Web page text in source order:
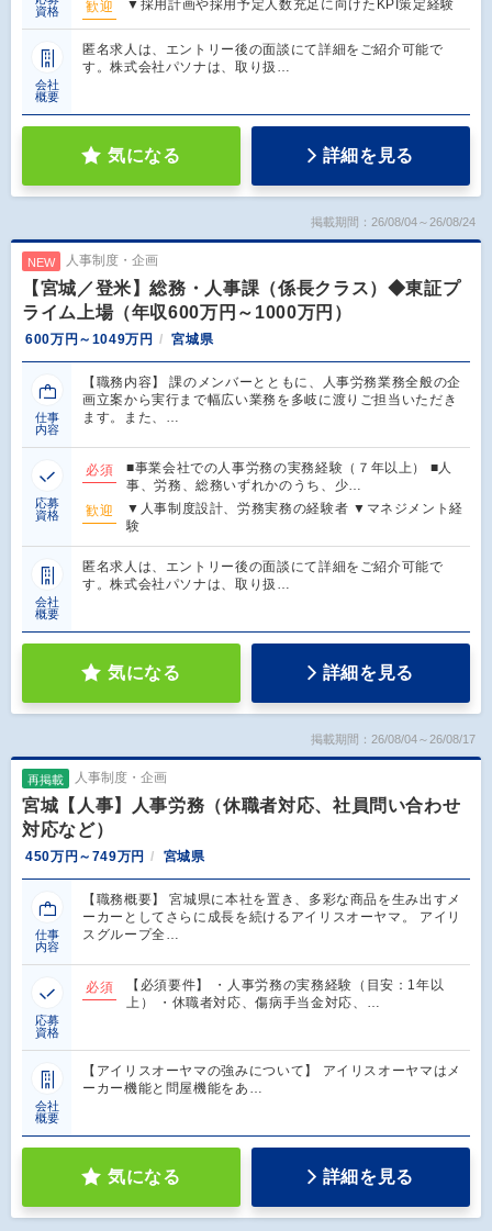
資格
歓迎
▼採用計画や採用予定人数充足に向けたKPI策定経験
会社
概要
匿名求人は、エントリー後の面談にて詳細をご紹介可能で
す。株式会社パソナは、取り扱…
気になる 詳細を見る
掲載期間：26/08/04～26/08/24
NEW 人事制度・企画
【宮城／登米】総務・人事課（係長クラス）◆東証プ
ライム上場（年収600万円～1000万円）
600万円～1049万円 宮城県
仕事
内容
【職務内容】 課のメンバーとともに、人事労務業務全般の企
画立案から実行まで幅広い業務を多岐に渡りご担当いただき
ます。また、…
応募
資格
必須
■事業会社での人事労務の実務経験（７年以上） ■人
事、労務、総務いずれかのうち、少…
歓迎
▼人事制度設計、労務実務の経験者 ▼マネジメント経
験
会社
概要
匿名求人は、エントリー後の面談にて詳細をご紹介可能で
す。株式会社パソナは、取り扱…
気になる 詳細を見る
掲載期間：26/08/04～26/08/17
再掲載 人事制度・企画
宮城【人事】人事労務（休職者対応、社員問い合わせ
対応など）
450万円～749万円 宮城県
仕事
内容
【職務概要】 宮城県に本社を置き、多彩な商品を生み出すメ
ーカーとしてさらに成長を続けるアイリスオーヤマ。 アイリ
スグループ全…
応募
資格
必須
【必須要件】 ・人事労務の実務経験（目安：1年以
上） ・休職者対応、傷病手当金対応、…
会社
概要
【アイリスオーヤマの強みについて】 アイリスオーヤマはメ
ーカー機能と問屋機能をあ…
気になる 詳細を見る